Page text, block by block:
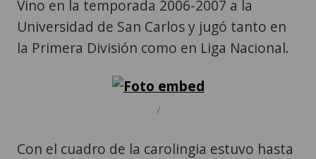
Vino en la temporada 2006-2007 a la
Universidad de San Carlos y jugó tanto en
la Primera División como en Liga Nacional.
/
Con el cuadro de la carolingia estuvo hasta